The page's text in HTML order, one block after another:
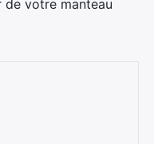
votre manteau